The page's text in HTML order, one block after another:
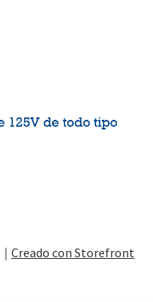
Creado con Storefront